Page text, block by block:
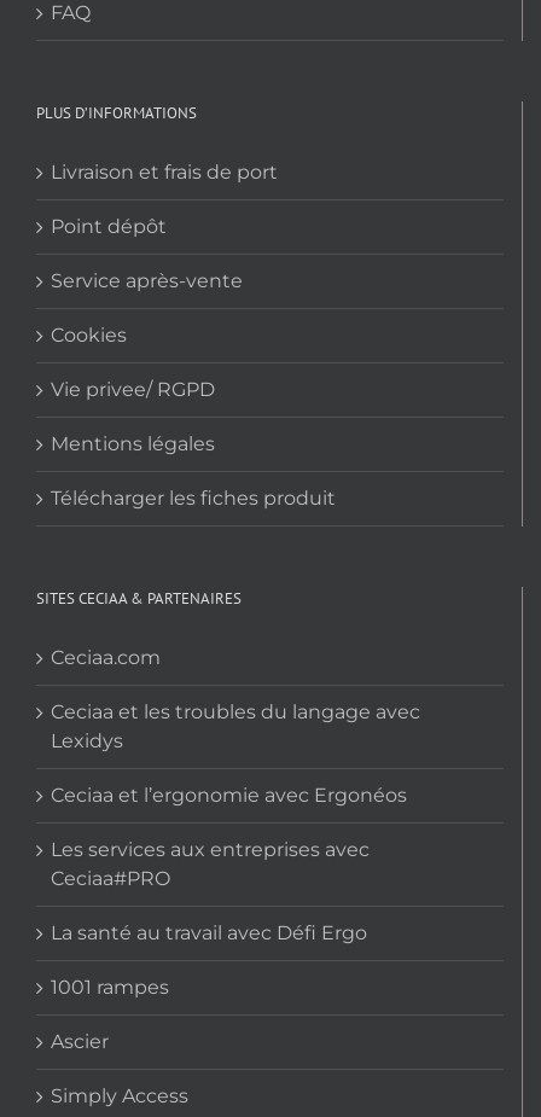
FAQ
PLUS D’INFORMATIONS
Livraison et frais de port
Point dépôt
Service après-vente
Cookies
Vie privee/ RGPD
Mentions légales
Télécharger les fiches produit
SITES CECIAA & PARTENAIRES
Ceciaa.com
Ceciaa et les troubles du langage avec
Lexidys
Ceciaa et l’ergonomie avec Ergonéos
Les services aux entreprises avec
Ceciaa#PRO
La santé au travail avec Défi Ergo
1001 rampes
Ascier
Simply Access